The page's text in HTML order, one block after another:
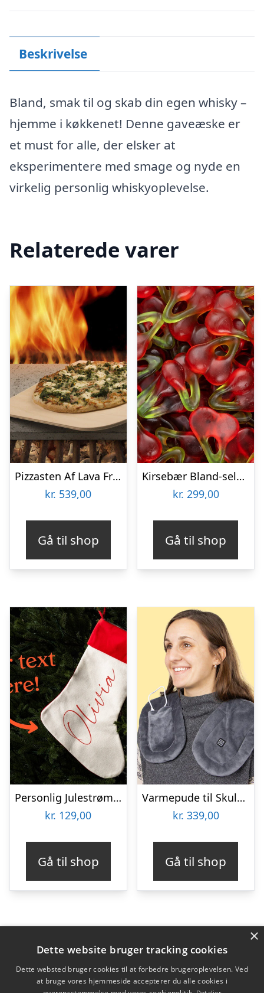
Beskrivelse
Bland, smak til og skab din egen whisky –
hjemme i køkkenet! Denne gaveæske er
et must for alle, der elsker at
eksperimentere med smage og nyde en
virkelig personlig whiskyoplevelse.
Relaterede varer
Pizzasten Af Lava Fra Etna
kr. 539,00
Gå til shop
Kirsebær Bland-selv slik i kasser 2,4 kg
kr. 299,00
Gå til shop
Personlig Julestrømpe med Tekst
kr. 129,00
Gå til shop
Varmepude til Skuldre og Ryg – Zenkuru
kr. 339,00
Gå til shop
Varekategorier
Produkter
×
Dette website bruger tracking cookies
Dette websted bruger cookies til at forbedre brugeroplevelsen. Ved
at bruge vores hjemmeside accepterer du alle cookies i